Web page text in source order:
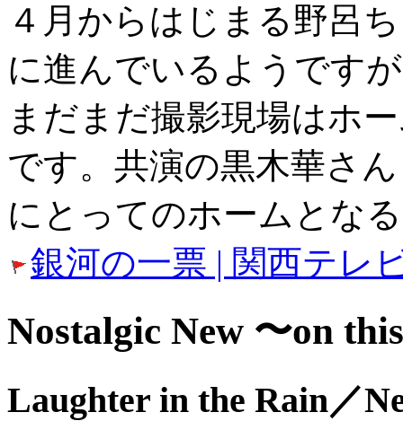
４月からはじまる野呂
に進んでいるようです
まだまだ撮影現場はホ
です。共演の黒木華さ
にとってのホームとな
銀河の一票 | 関西テレ
Nostalgic New 〜on
Laughter in the Rain／